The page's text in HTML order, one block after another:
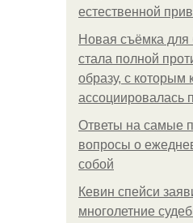
естественной
Новая съёмка для
стала полной
образу, с которым
ассоциировалась
Ответы на самые
вопросы о
собой
Кевин спейси
многолетние